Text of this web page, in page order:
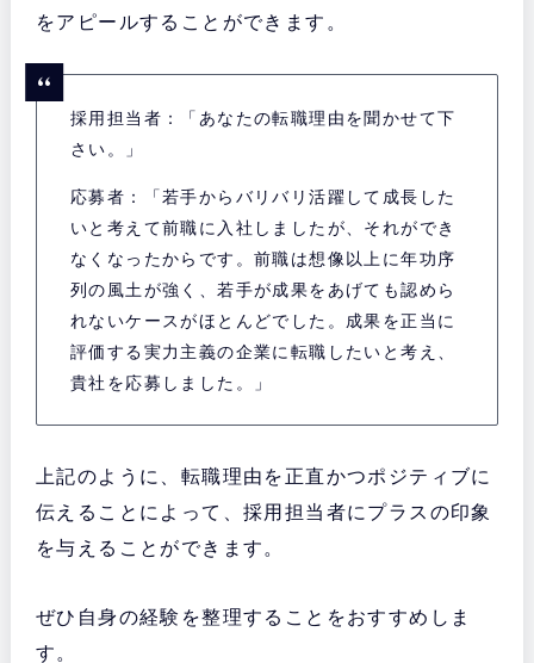
をアピールすることができます。
採用担当者：「あなたの転職理由を聞かせて下
さい。」
応募者：「若手からバリバリ活躍して成長した
いと考えて前職に入社しましたが、それができ
なくなったからです。前職は想像以上に年功序
列の風土が強く、若手が成果をあげても認めら
れないケースがほとんどでした。成果を正当に
評価する実力主義の企業に転職したいと考え、
貴社を応募しました。」
上記のように、転職理由を正直かつポジティブに
伝えることによって、採用担当者にプラスの印象
を与えることができます。
ぜひ自身の経験を整理することをおすすめしま
す。